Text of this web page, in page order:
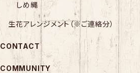
しめ縄
生花アレンジメント（※ご連絡分）
CONTACT
COMMUNITY